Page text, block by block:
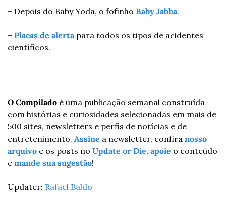
+ Depois do Baby Yoda, o fofinho Baby Jabba.
+ Placas de alerta para todos os tipos de acidentes
científicos.
O Compilado é uma publicação semanal construída
com histórias e curiosidades selecionadas em mais de
500 sites, newsletters e perfis de notícias e de
entretenimento. Assine a newsletter, confira nosso
arquivo e os posts no Update or Die, apoie o conteúdo
e mande sua sugestão!
Updater: Rafael Baldo